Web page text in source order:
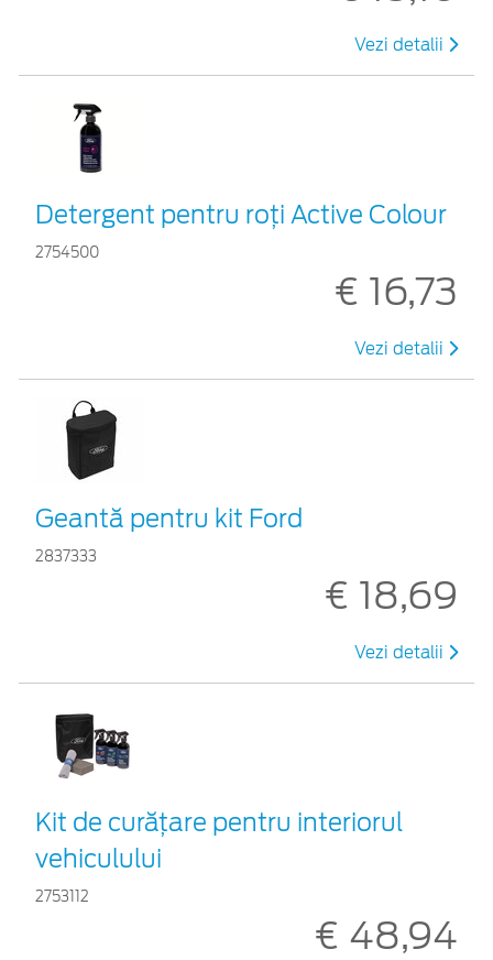
Vezi detalii
Detergent pentru roți Active Colour
2754500
€ 16,73
Vezi detalii
Geantă pentru kit Ford
2837333
€ 18,69
Vezi detalii
Kit de curățare pentru interiorul
vehiculului
2753112
€ 48,94